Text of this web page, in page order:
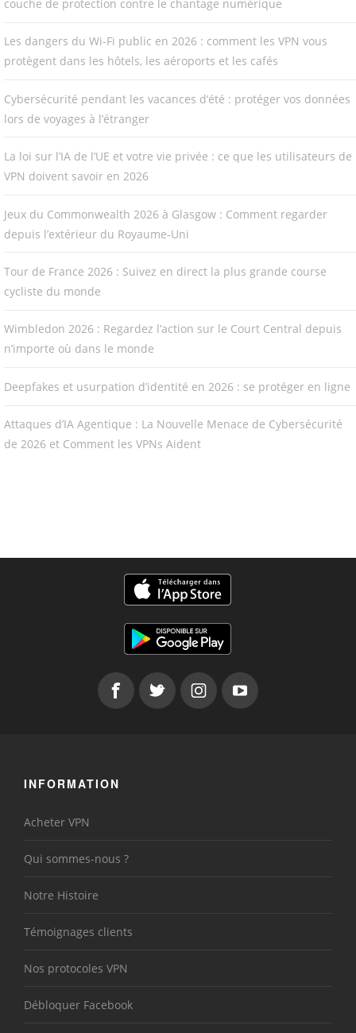
couche de protection contre le chantage numérique
Les dangers du Wi-Fi public en 2026 : comment les VPN vous
protègent dans les hôtels, les aéroports et les cafés
Cybersécurité pendant les vacances d’été : protéger vos données
lors de voyages à l’étranger
La loi sur l’IA de l’UE et votre vie privée : ce que les utilisateurs de
VPN doivent savoir en 2026
Jeux du Commonwealth 2026 à Glasgow : Comment regarder
depuis l’extérieur du Royaume-Uni
Tour de France 2026 : Suivez en direct la plus grande course
cycliste du monde
Wimbledon 2026 : Regardez l’action sur le Court Central depuis
n’importe où dans le monde
Deepfakes et usurpation d’identité en 2026 : se protéger en ligne
Attaques d’IA Agentique : La Nouvelle Menace de Cybersécurité
de 2026 et Comment les VPNs Aident
INFORMATION
Acheter VPN
Qui sommes-nous ?
Notre Histoire
Témoignages clients
Nos protocoles VPN
Débloquer Facebook